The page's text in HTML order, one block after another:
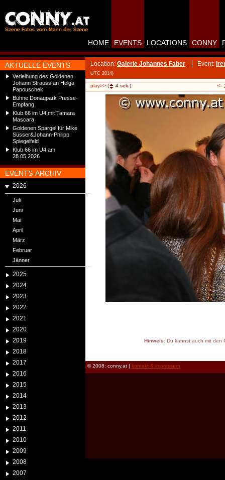
AKTUELLE EVENTS
Verleihung des Goldenen
Johann Strauss an Helga
Papouschek
Bühne Donaupark Presse-
Empfang
Klub 66 im U4 mit Tamara
Mascara
Goldenen Spargel für Mike
Süsser&Johann-Philipp
Spiegelfeld
Klub 66 im U4 am
28.05.2026
EVENTS-ARCHIV
2026
Juli
Juni
Mai
April
März
Februar
Jänner
2025
2024
2023
2022
2021
2020
2019
2018
2017
2016
2015
2014
2013
2012
2011
2010
2009
2008
2007
HOME EVENTS LOCATIONS CONNY
Location: Galerie Johannes Faber Event:
UTC 2014)
play>> ( 4 sek.) <-
Hinweis:Du kannst auch mit den
© 2008: conny.at | kontakt & impressum